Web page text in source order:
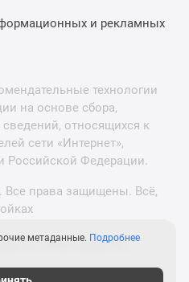
и рекламных
технологии
на основе сбора,
относящихся к
сети «Интернет»,
Российской Федерации.
права защищены. Всё,
и Ленинградской
метаданные. Подробнее